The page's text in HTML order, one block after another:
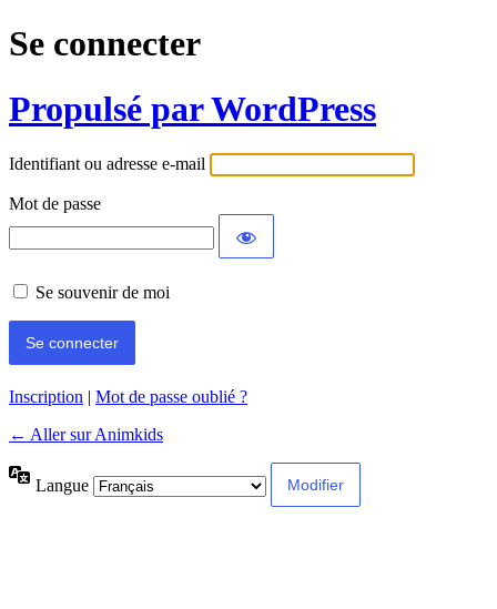
Se connecter
Propulsé par WordPress
Identifiant ou adresse e-mail
Mot de passe
Se souvenir de moi
Inscription | Mot de passe oublié ?
← Aller sur Animkids
Langue